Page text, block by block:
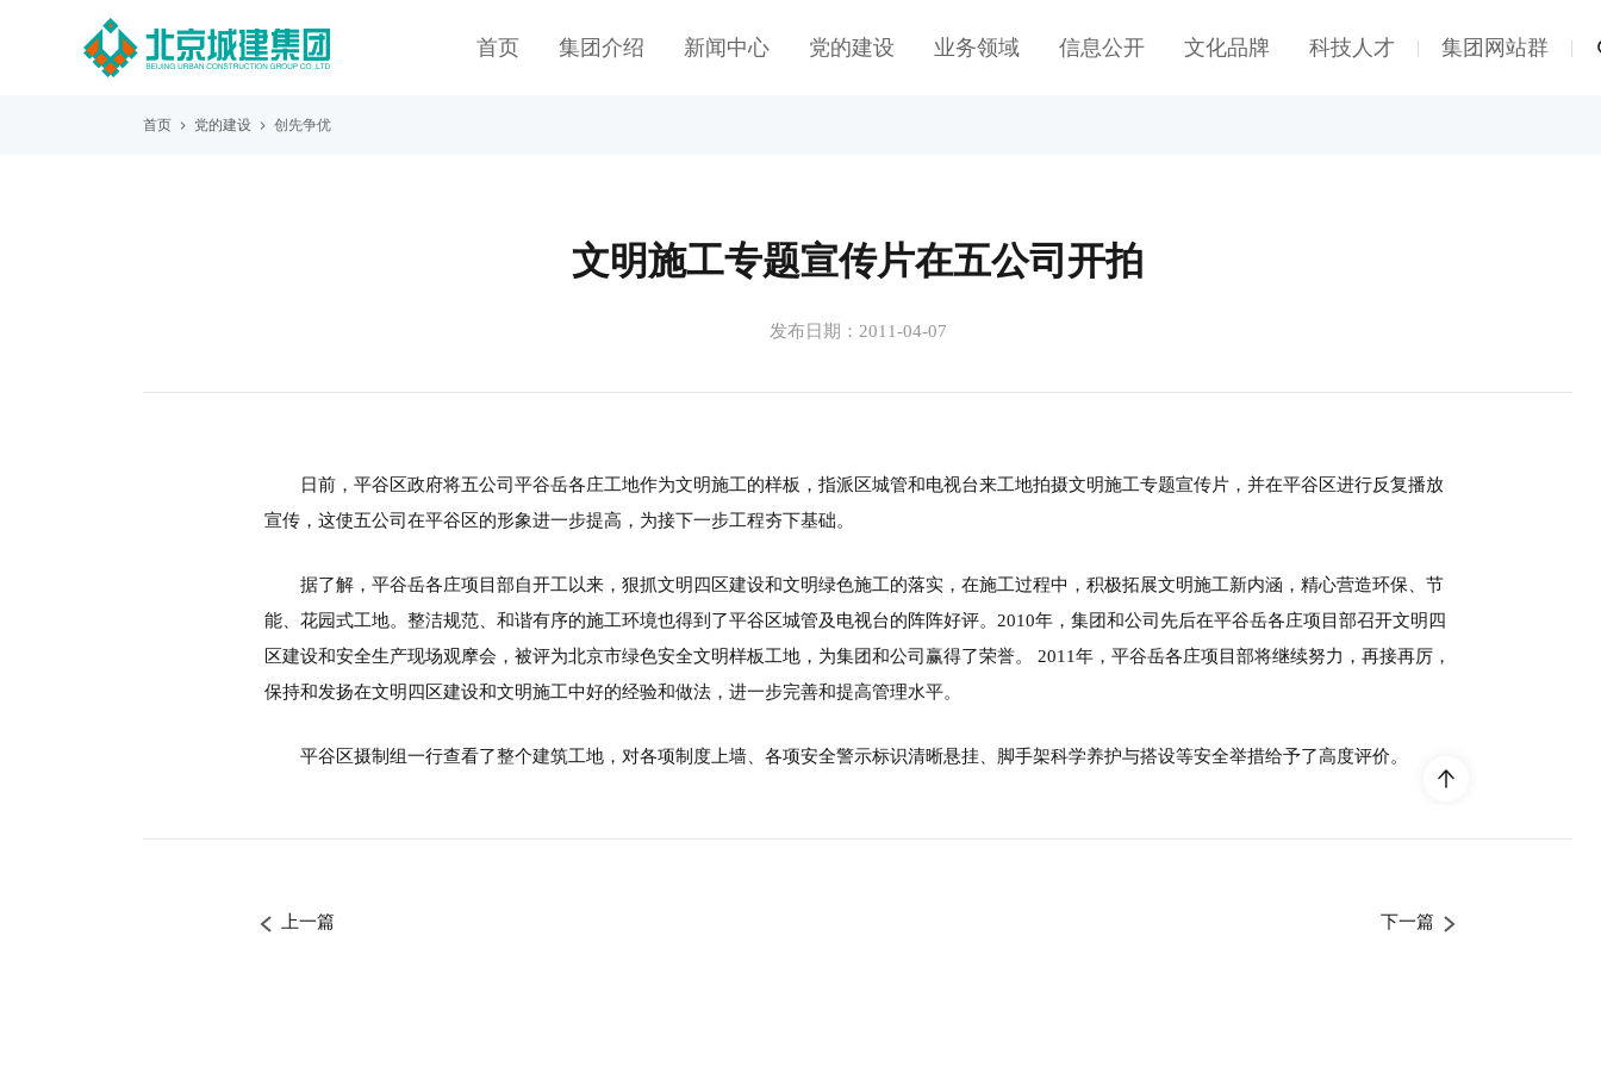
首页 集团介绍 新闻中心 党的建设 业务领域 信息公开 文化品牌 科技人才 | 集团网站群 |
首页 党的建设 创先争优
文明施工专题宣传片在五公司开拍
发布日期：2011-04-07
日前，平谷区政府将五公司平谷岳各庄工地作为文明施工的样板，指派区城管和电视台来工地拍摄文明施工专题宣传片，并在平谷区进行反复播放
宣传，这使五公司在平谷区的形象进一步提高，为接下一步工程夯下基础。
据了解，平谷岳各庄项目部自开工以来，狠抓文明四区建设和文明绿色施工的落实，在施工过程中，积极拓展文明施工新内涵，精心营造环保、节
能、花园式工地。整洁规范、和谐有序的施工环境也得到了平谷区城管及电视台的阵阵好评。2010年，集团和公司先后在平谷岳各庄项目部召开文明四
区建设和安全生产现场观摩会，被评为北京市绿色安全文明样板工地，为集团和公司赢得了荣誉。 2011年，平谷岳各庄项目部将继续努力，再接再厉，
保持和发扬在文明四区建设和文明施工中好的经验和做法，进一步完善和提高管理水平。
平谷区摄制组一行查看了整个建筑工地，对各项制度上墙、各项安全警示标识清晰悬挂、脚手架科学养护与搭设等安全举措给予了高度评价。
上一篇 下一篇